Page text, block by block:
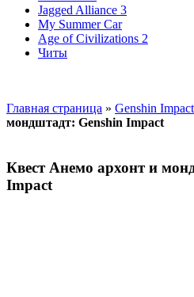
Jagged Alliance 3
My Summer Car
Age of Civilizations 2
Читы
Главная страница » Genshin Impact
мондштадт: Genshin Impact
Квест Анемо архонт и
Impact